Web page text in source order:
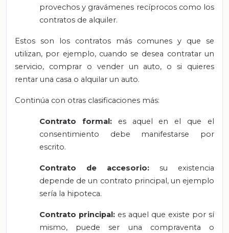
provechos y gravámenes recíprocos como los
contratos de alquiler.
Estos son los contratos más comunes y que se
utilizan, por ejemplo, cuando se desea contratar un
servicio, comprar o vender un auto, o si quieres
rentar una casa o alquilar un auto.
Continúa con otras clasificaciones más:
Contrato formal: es aquel en el que el
consentimiento debe manifestarse por
escrito.
Contrato de accesorio: su existencia
depende de un contrato principal, un ejemplo
sería la hipoteca.
Contrato principal: es aquel que existe por sí
mismo, puede ser una compraventa o